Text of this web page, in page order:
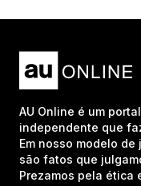
AU Online é um
independente que
Em nosso modelo
são fatos que
Prezamos pela ética